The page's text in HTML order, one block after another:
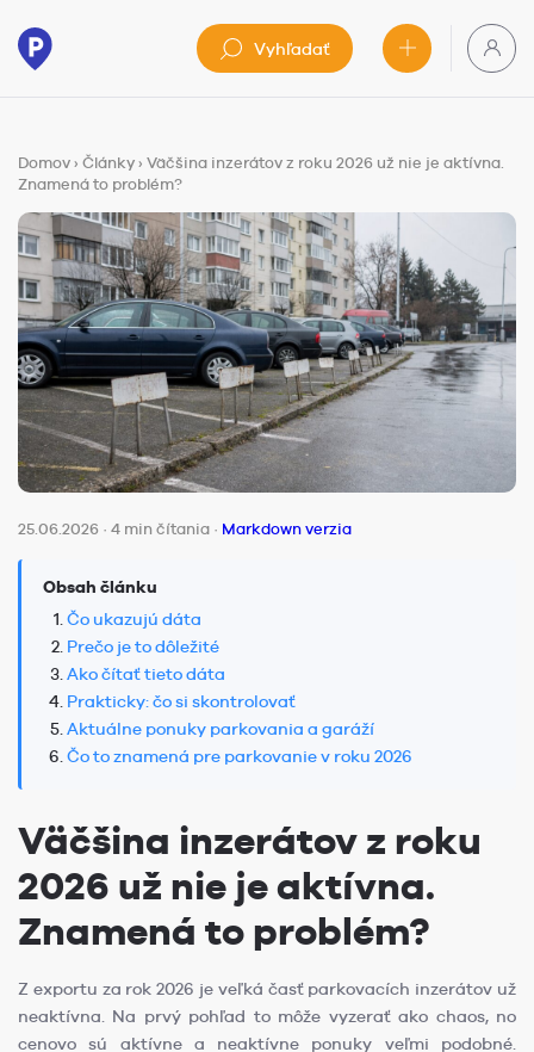
Vyhľadať
Domov › Články › Väčšina inzerátov z roku 2026 už nie je aktívna.
Znamená to problém?
25.06.2026 · 4 min čítania · Markdown verzia
Obsah článku
Čo ukazujú dáta
Prečo je to dôležité
Ako čítať tieto dáta
Prakticky: čo si skontrolovať
Aktuálne ponuky parkovania a garáží
Čo to znamená pre parkovanie v roku 2026
Väčšina inzerátov z roku
2026 už nie je aktívna.
Znamená to problém?
Z exportu za rok 2026 je veľká časť parkovacích inzerátov už
neaktívna. Na prvý pohľad to môže vyzerať ako chaos, no
cenovo sú aktívne a neaktívne ponuky veľmi podobné.